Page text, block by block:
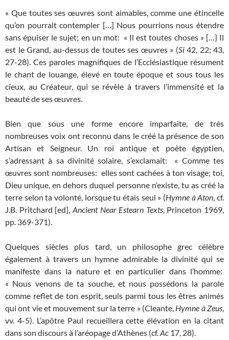
« Que toutes ses œuvres sont aimables, comme une étincelle
qu’on pourrait contempler […] Nous pourrions nous étendre
sans épuiser le sujet; en un mot: « Il est toutes choses » […} Il
est le Grand, au-dessus de toutes ses œuvres » (Si42, 22; 43,
27-28). Ces paroles magnifiques de l’Ecclésiastique résument
le chant de louange, élevé en toute époque et sous tous les
cieux, au Créateur, qui se révèle à travers l’immensité et la
beauté de ses œuvres.
Bien que sous une forme encore imparfaite, de très
nombreuses voix ont reconnu dans le créé la présence de son
Artisan et Seigneur. Un roi antique et poète égyptien,
s’adressant à sa divinité solaire, s’exclamait: « Comme tes
œuvres sont nombreuses: elles sont cachées à ton visage; toi,
Dieu unique, en dehors duquel personne n’existe, tu as créé la
terre selon ta volonté, lorsque tu étais seul » (Hymne à Aton, cf.
J.B. Pritchard [ed], Ancient Near Estearn Texts, Princeton 1969,
pp. 369-371).
Quelques siècles plus tard, un philosophe grec célèbre
également à travers un hymne admirable la divinité qui se
manifeste dans la nature et en particulier dans l’homme:
« Nous venons de ta souche, et nous possédons la parole
comme reflet de ton esprit, seuls parmi tous les êtres animés
qui ont vie et mouvement sur la terre » (Cleante, Hymne à Zeus,
vv. 4-5). L’apôtre Paul recueillera cette élévation en la citant
dans son discours à l’aréopage d’Athènes (cf.Ac 17, 28).